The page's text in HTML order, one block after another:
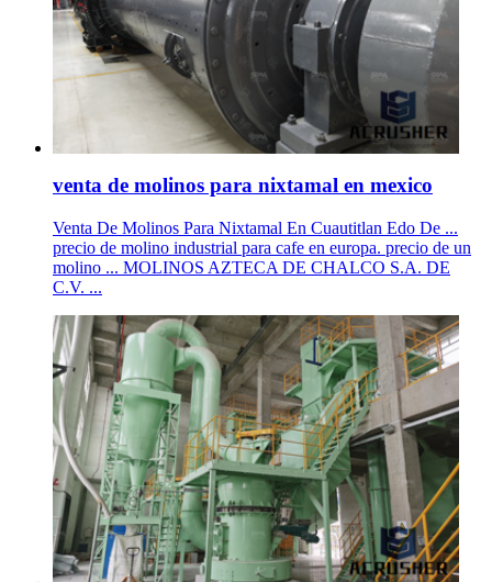
venta de molinos para nixtamal en mexico
Venta De Molinos Para Nixtamal En Cuautitlan Edo De ...
precio de molino industrial para cafe en europa. precio de un
molino ... MOLINOS AZTECA DE CHALCO S.A. DE
C.V. ...